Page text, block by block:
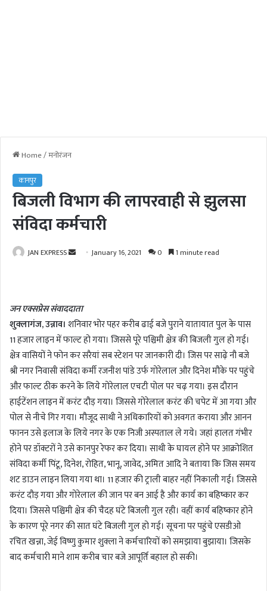
Home/मनोरंजन
कानपुर
बिजली विभाग की लापरवाही से झुलसा
संविदा कर्मचारी
JAN EXPRESS
a
n
e
m
a
i
l
January 16, 2021 0 1 minute read
जन एक्सप्रेस संवाददाता
शुक्लागंज, उन्नाव। शनिवार भोर पहर करीब ढाई बजे पुराने यातायात पुल के पास
11 हजार लाइन में फाल्ट हो गया। जिससे पूरे पश्चिमी क्षेत्र की बिजली गुल हो गई।
क्षेत्र वासियों ने फोन कर सरैयां सब स्टेशन पर जानकारी दी। जिस पर साढ़े नौ बजे
श्री नगर निवासी संविदा कर्मी रजनीश पांडे उर्फ गोरेलाल और दिनेश मौके पर पहुंचे
और फाल्ट ठीक करने के लिये गोरेलाल एचटी पोल पर चढ़ गया। इस दौरान
हाईटेंशन लाइन में करंट दौड़ गया। जिससे गोरेलाल करंट की चपेट में आ गया और
पोल से नीचे गिर गया। मौजूद साथी ने अधिकारियों को अवगत कराया और आनन
फानन उसे इलाज के लिये नगर के एक निजी अस्पताल ले गये। जहां हालत गंभीर
होने पर डॉक्टरों ने उसे कानपुर रेफर कर दिया। साथी के घायल होने पर आक्रोशित
संविदा कर्मी पिंटू, दिनेश, रोहित, भानू, जावेद, अमित आदि ने बताया कि जिस समय
शट डाउन लाइन लिया गया था। 11 हजार की ट्राली बाहर नहीं निकाली गई। जिससे
करंट दौड़ गया और गोरेलाल की जान पर बन आई है और कार्य का बहिष्कार कर
दिया। जिससे पश्चिमी क्षेत्र की चैदह घंटे बिजली गुल रही। वहीं कार्य बहिष्कार होने
के कारण पूरे नगर की सात घंटे बिजली गुल हो गई। सूचना पर पहुंचे एसडीओ
रचित खन्ना, जेई विष्णु कुमार शुक्ला ने कर्मचारियों को समझाया बुझाया। जिसके
बाद कर्मचारी माने शाम करीब चार बजे आपूर्ति बहाल हो सकी।